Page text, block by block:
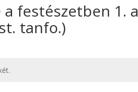
festészetben 1. a
tanfo.)